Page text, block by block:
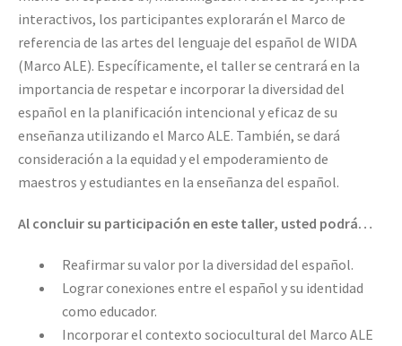
interactivos, los participantes explorarán el Marco de
referencia de las artes del lenguaje del español de WIDA
(Marco ALE). Específicamente, el taller se centrará en la
importancia de respetar e incorporar la diversidad del
español en la planificación intencional y eficaz de su
enseñanza utilizando el Marco ALE. También, se dará
consideración a la equidad y el empoderamiento de
maestros y estudiantes en la enseñanza del español.
Al concluir su participación en este taller, usted podrá…
Reafirmar su valor por la diversidad del español.
Lograr conexiones entre el español y su identidad
como educador.
Incorporar el contexto sociocultural del Marco ALE